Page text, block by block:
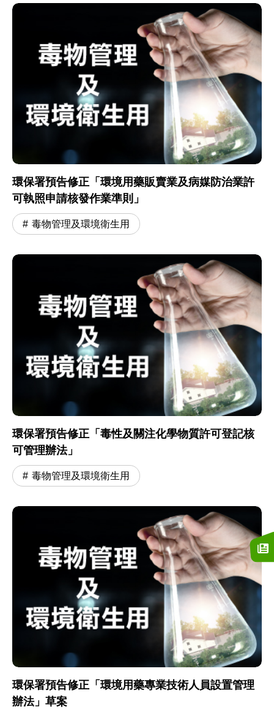
環保署預告修正「環境用藥販賣業及病媒防治業許
可執照申請核發作業準則」
毒物管理及環境衛生用
環保署預告修正「毒性及關注化學物質許可登記核
可管理辦法」
毒物管理及環境衛生用
環保署預告修正「環境用藥專業技術人員設置管理
辦法」草案